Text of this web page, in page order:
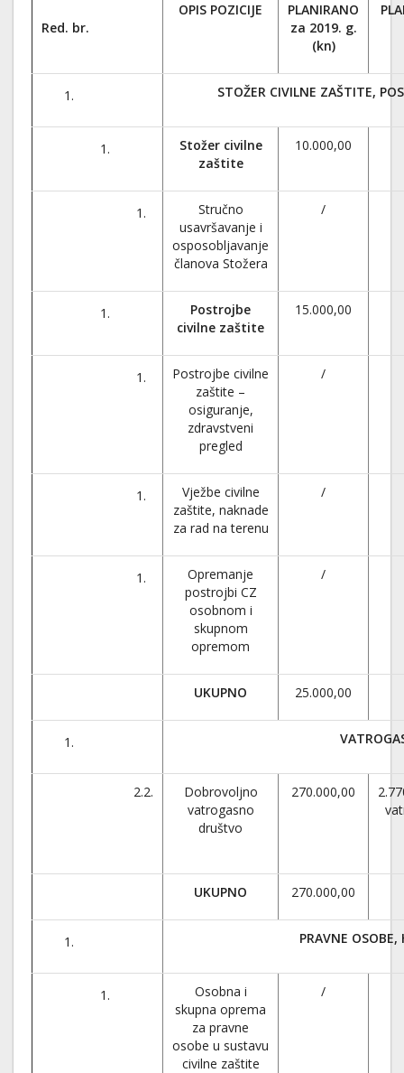
Red. br.
OPIS POZICIJE
PLANIRANO
za 2019. g.
(kn)
STOŽER CIVILNE ZAŠTITE,
Stožer civilne
zaštite
10.000,00
Stručno
usavršavanje i
osposobljavanje
članova Stožera
/
Postrojbe
civilne zaštite
15.000,00
Postrojbe civilne
zaštite –
osiguranje,
zdravstveni
pregled
/
Vježbe civilne
zaštite, naknade
za rad na terenu
/
Opremanje
postrojbi CZ
osobnom i
skupnom
opremom
/
UKUPNO 25.000,00
2.2.
Dobrovoljno
vatrogasno
društvo
270.000,00
UKUPNO 270.000,00
PRAVNE OSOBE,
Osobna i
skupna oprema
za pravne
osobe u sustavu
civilne zaštite
/